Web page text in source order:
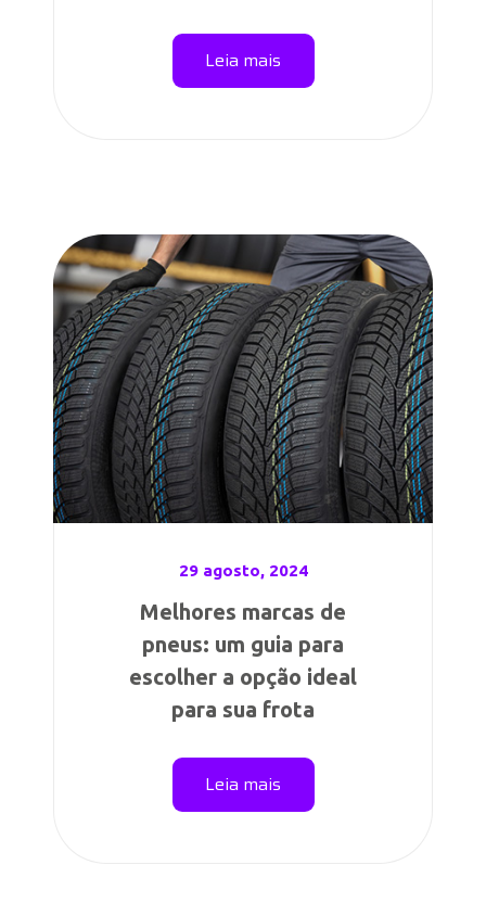
Leia mais
29 agosto, 2024
Melhores marcas de
pneus: um guia para
escolher a opção ideal
para sua frota
Leia mais